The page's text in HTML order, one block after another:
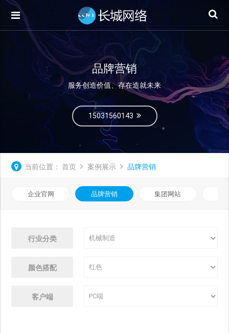
品牌营销
服务创造价值、存在造就未来
15031560143
当前位置： 首页 案例展示 品牌营销
企业官网 品牌营销 集团网站
行业分类
颜色搭配
客户端